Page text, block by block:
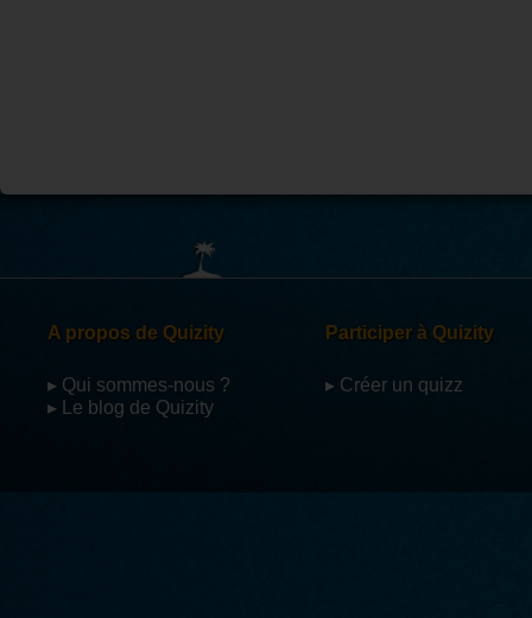
A propos de Quizity
▸ Qui sommes-nous ?
▸ Le blog de Quizity
Participer à Quizity
▸ Créer un quizz